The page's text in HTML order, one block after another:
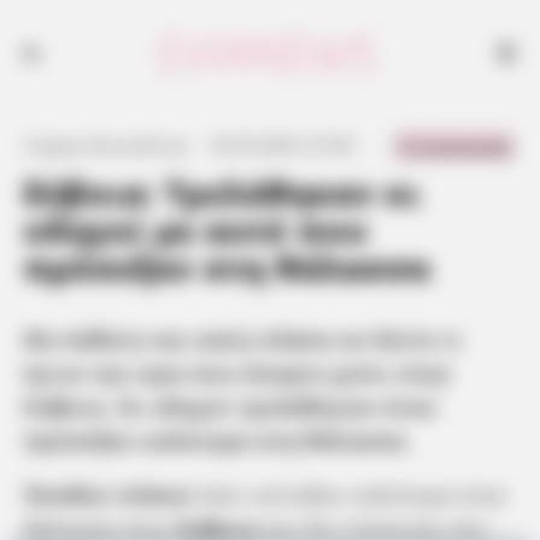
Εύβοια: Τρελάθηκαν οι
οδηγοί με αυτό που
πρόσεξαν στη θάλασσα
θάλασσα στην
Εύβοιακαι δεν πίστευαν στο